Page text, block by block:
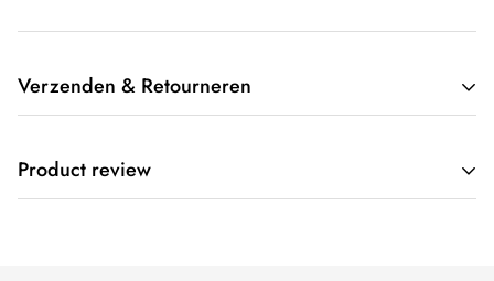
Verzenden & Retourneren
voor 17:00 besteld, dezelfde dag verzonden.
Product review